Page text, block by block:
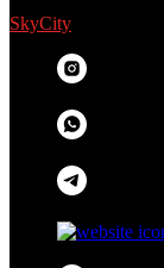
SkyCity